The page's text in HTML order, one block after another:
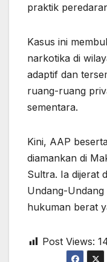
praktik
Kasus ini
narkotika di
adaptif dan
ruang-ruang
sementara.
Kini, AAP
diamankan di
Sultra. Ia dijerat
Undang-
hukuman berat
Post Views: